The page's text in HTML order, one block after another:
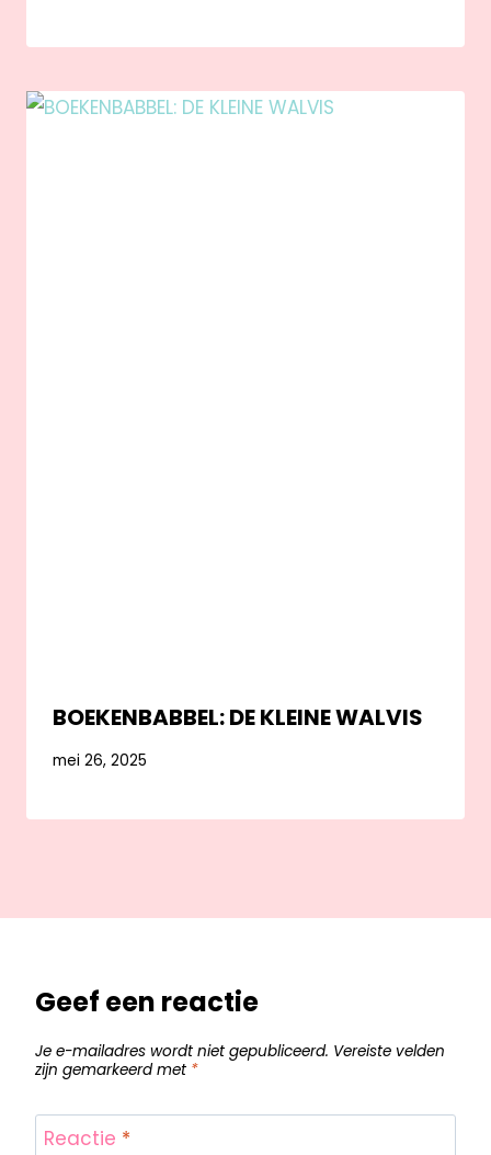
BOEKENBABBEL: DE KLEINE WALVIS
mei 26, 2025
Geef een reactie
Je e-mailadres wordt niet gepubliceerd. Vereiste velden
zijn gemarkeerd met *
Reactie *